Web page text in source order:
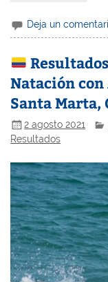
Deja un
Natación
Santa Marta,
2 agosto 2021
Resultados